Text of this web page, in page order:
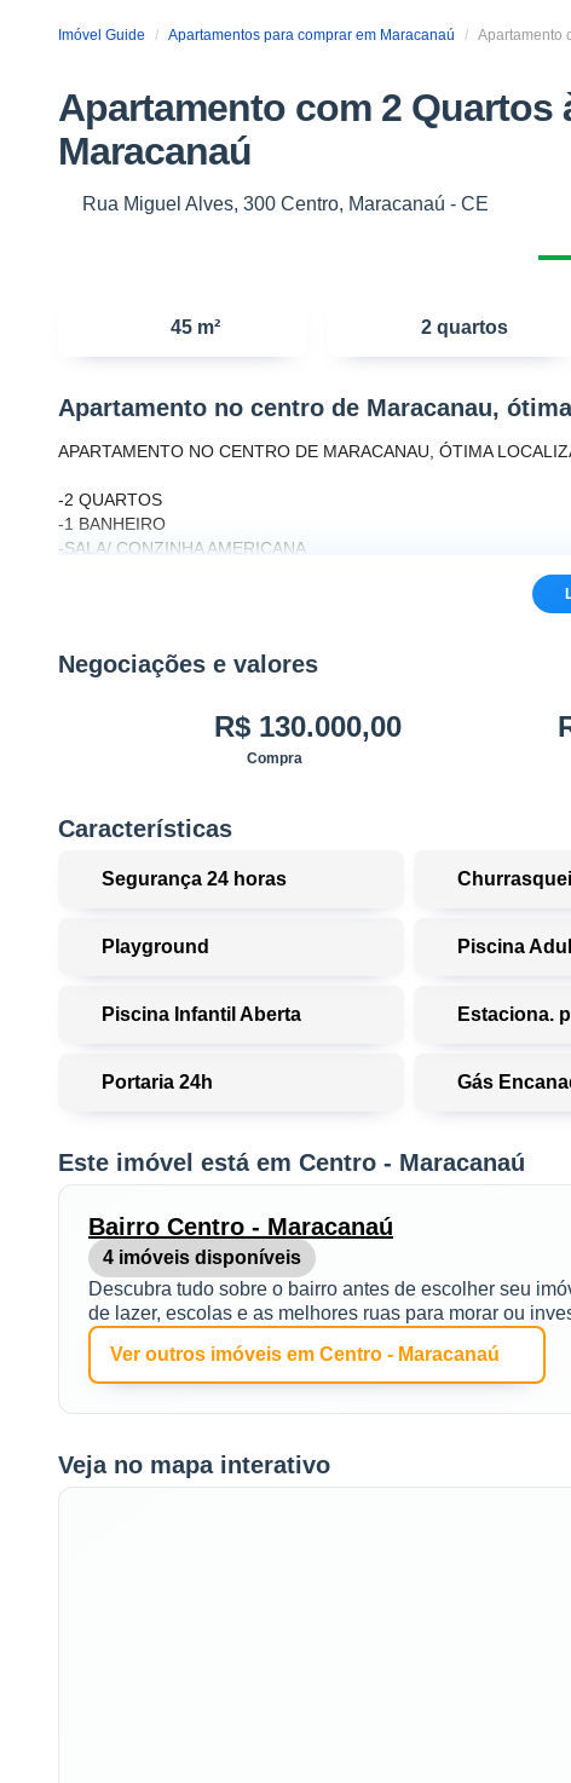
Imóvel Guide Apartamentos para comprar em Maracanaú Apartamento
Apartamento com 2 Quartos
Maracanaú
Rua Miguel Alves, 300 Centro, Maracanaú - CE
45 m² 2 quartos
Apartamento no centro de Maracanau,
APARTAMENTO NO CENTRO DE MARACANAU, ÓTIMA
-2 QUARTOS
-1 BANHEIRO
-SALA/ CONZINHA AMERICANA
Negociações e valores
R$ 130.000,00
Compra
Características
Segurança 24 horas
Playground Piscina
Piscina Infantil Aberta Estaciona.
Portaria 24h Gás
Este imóvel está em Centro - Maracanaú
Bairro Centro - Maracanaú
4 imóveis disponíveis
Descubra tudo sobre o bairro antes de escolher seu
de lazer, escolas e as melhores ruas para morar ou
Ver outros imóveis em Centro - Maracanaú
Veja no mapa interativo